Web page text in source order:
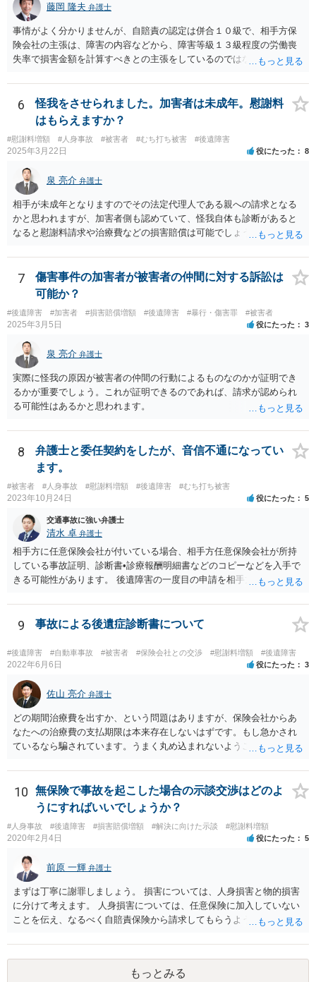
藤岡 隆夫 弁護士
事情がよく分かりませんが、自賠責の認定は併合１０級で、相手方保
険会社の主張は、障害の内容などから、障害等級１３級程度の労働喪
失率で損害金額を計算すべきとの主張をしているのではないでしょう
ので、弁護士を交代しても状況は変わらないでしょう。今の弁護士と
十分に打ち合わせをすることが重要だと思います。
6
怪我をさせられました。加害者は未成年。慰謝料
はもらえますか？
#慰謝料増額 #人身事故 #被害者 #むち打ち被害 #後遺障害
2025年3月22日 役にたった 8
泉 亮介 弁護士
相手が未成年となりますのでその法定代理人である親への請求となる
かと思われますが、加害者側も認めていて、怪我自体も診断があると
なると慰謝料請求や治療費などの損害賠償は可能でしょう。 整骨院へ
い場合が多いです。 また、保険会社から提案される金額は低めに出さ
れることも多いため、その交渉のために弁護士を入れるということも
考えられるかと思われます。
7
傷害事件の加害者が被害者の仲間に対する訴訟は
可能か？
#後遺障害 #加害者 #損害賠償増額 #後遺障害 #暴行・傷害罪 #被害者
2025年3月5日 役にたった 3
泉 亮介 弁護士
実際に怪我の原因が被害者の仲間の行動によるものなのかが証明でき
るかが重要でしょう。これが証明できるのであれば、請求が認められ
る可能性はあるかと思われます。
8
弁護士と委任契約をしたが、音信不通になってい
ます。
#被害者 #人身事故 #慰謝料増額 #後遺障害 #むち打ち被害
2023年10月24日 役にたった 5
交通事故に強い弁護士
清水 卓 弁護士
相手方に任意保険会社が付いている場合、相手方任意保険会社が所持
している事故証明、診断書•診療報酬明細書などのコピーなどを入手で
きる可能性があります。 後遺障害の一度目の申請を相手方任意保険会
果と認定理由書も相手方任意保険会社から入手できる可能性がありま
す。 これらが難しくても、通院していた病院のカルテを取り付けるこ
と等で代替が可能な場合もあります。 事故からどの程度期間が経過し
ているがが定かではありませんが、昨年４月から既に１年半年程度経
過しており、時効なども意識しながら対応をしておきたいところで
す。 待っていても事態が打開しない可能性もあるため、依頼の対応が
可能な弁護士に個別に問い合わせ、上記の方法等を参考に進め方を相
談してみるのが望ましいかもしれません。
9 事故による後遺症診断書について
#後遺障害 #自動車事故 #被害者 #保険会社との交渉 #慰謝料増額 #後遺障害
2022年6月6日 役にたった 3
佐山 亮介 弁護士
どの期間治療費を出すか、という問題はありますが、保険会社からあ
なたへの治療費の支払期限は本来存在しないはずです。もし急かされ
ているなら騙されています。うまく丸め込まれないようご注意下さ
せんが、受診したならば提出すべきです。
10
無保険で事故を起こした場合の示談交渉はどのよ
うにすればいいでしょうか？
#人身事故 #後遺障害 #損害賠償増額 #解決に向けた示談 #慰謝料増額
2020年2月4日 役にたった 5
前原 一輝 弁護士
まずは丁寧に謝罪しましょう。 損害については、人身損害と物的損害
に分けて考えます。 人身損害については、任意保険に加入していない
ことを伝え、なるべく自賠責保険から請求してもらうようお願いして
願いしてください。 物的損害については、請求の根拠を精査する必要
があり、写真や見積書を送ってもらい、請求金額が正当化をちゃんと
チェックする必要があります。 相談者様の資力がどれだけあるのかは
もっとみる